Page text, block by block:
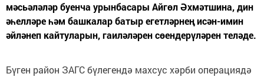
мәсьәләләр буенча урынбасары Айгөл Әхмәтшина, дин
әһелләре һәм башкалар батыр егетләрнең исән-имин
әйләнеп кайтуларын, гаиләләрен сөендерүләрен теләде.
Бүген район ЗАГС бүлегендә махсус хәрби операциядә